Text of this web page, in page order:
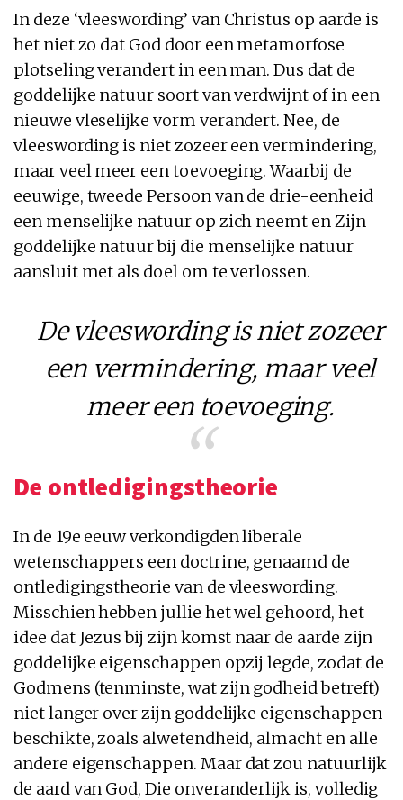
In deze ‘vleeswording’ van Christus op aarde is
het niet zo dat God door een metamorfose
plotseling verandert in een man. Dus dat de
goddelijke natuur soort van verdwijnt of in een
nieuwe vleselijke vorm verandert. Nee, de
vleeswording is niet zozeer een vermindering,
maar veel meer een toevoeging. Waarbij de
eeuwige, tweede Persoon van de drie-eenheid
een menselijke natuur op zich neemt en Zijn
goddelijke natuur bij die menselijke natuur
aansluit met als doel om te verlossen.
De vleeswording is niet zozeer
een vermindering, maar veel
meer een toevoeging.
De ontledigingstheorie
In de 19e eeuw verkondigden liberale
wetenschappers een doctrine, genaamd de
ontledigingstheorie van de vleeswording.
Misschien hebben jullie het wel gehoord, het
idee dat Jezus bij zijn komst naar de aarde zijn
goddelijke eigenschappen opzij legde, zodat de
Godmens (tenminste, wat zijn godheid betreft)
niet langer over zijn goddelijke eigenschappen
beschikte, zoals alwetendheid, almacht en alle
andere eigenschappen. Maar dat zou natuurlijk
de aard van God, Die onveranderlijk is, volledig